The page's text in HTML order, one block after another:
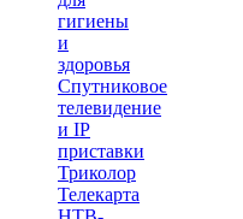
гигиены
и
здоровья
Спутниковое
телевидение
и IP
приставки
Триколор
Телекарта